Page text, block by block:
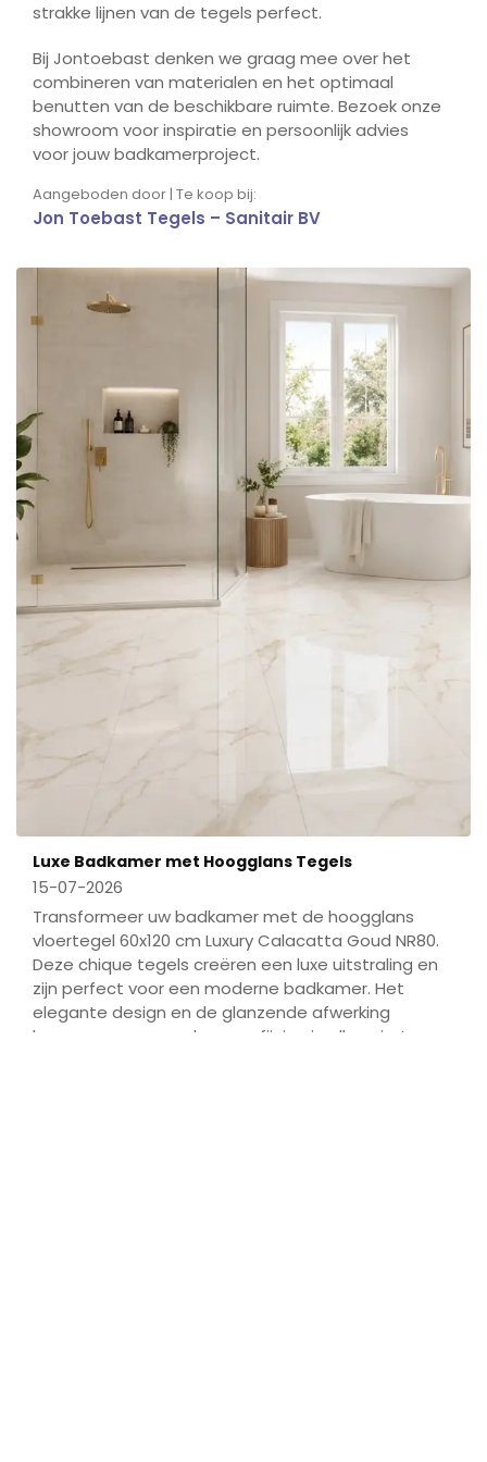
strakke lijnen van de tegels perfect.
Bij Jontoebast denken we graag mee over het
combineren van materialen en het optimaal
benutten van de beschikbare ruimte. Bezoek onze
showroom voor inspiratie en persoonlijk advies
voor jouw badkamerproject.
Aangeboden door | Te koop bij:
Jon Toebast Tegels – Sanitair BV
Luxe Badkamer met Hoogglans Tegels
15-07-2026
Transformeer uw badkamer met de hoogglans
vloertegel 60x120 cm Luxury Calacatta Goud NR80.
Deze chique tegels creëren een luxe uitstraling en
zijn perfect voor een moderne badkamer. Het
elegante design en de glanzende afwerking
brengen een gevoel van verfijning in elke ruimte.